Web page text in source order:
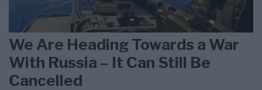
We Are Heading Towards a War
With Russia – It Can Still Be
Cancelled